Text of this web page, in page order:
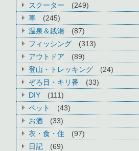
スクーター
(249)
車
(245)
温泉＆銭湯
(87)
フィッシング
(313)
アウトドア
(89)
登山・トレッキング
(24)
ぞろ目・キリ番
(33)
DIY
(111)
ペット
(43)
お酒
(33)
衣・食・住
(97)
日記
(69)